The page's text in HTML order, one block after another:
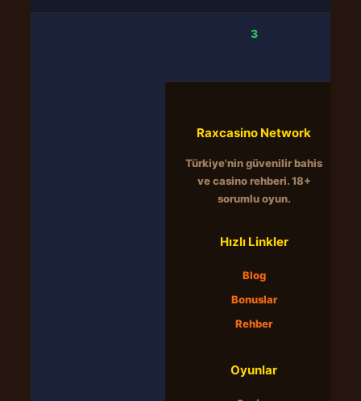
3
Raxcasino Network
Türkiye'nin güvenilir bahis
ve casino rehberi. 18+
sorumlu oyun.
Hızlı Linkler
Blog
Bonuslar
Rehber
Oyunlar